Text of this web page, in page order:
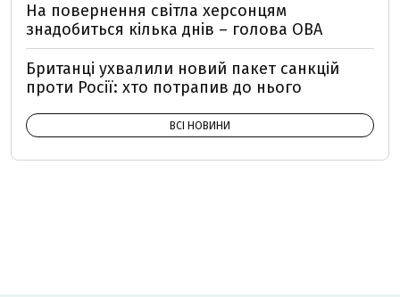
На повернення світла херсонцям
знадобиться кілька днів – голова ОВА
Британці ухвалили новий пакет санкцій
проти Росії: хто потрапив до нього
ВСІ НОВИНИ